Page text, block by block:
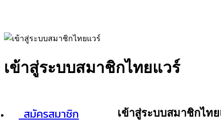
เข้าสู่ระบบสมาชิกไทยแวร์
สมัครสมาชิก
เข้าสู่ระบบสมาชิกไท